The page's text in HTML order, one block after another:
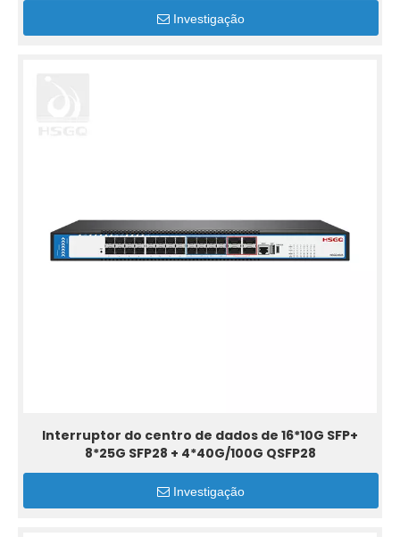
Investigação
Interruptor do centro de dados de 16*10G SFP+
8*25G SFP28 + 4*40G/100G QSFP28
Investigação